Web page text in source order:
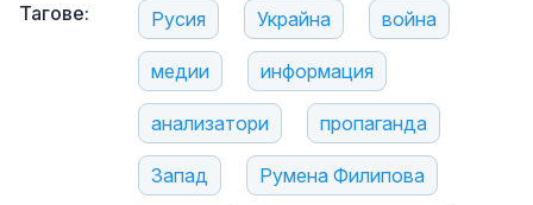
Тагове: Русия Украйна война
медии информация
анализатори пропаганда
Запад Румена Филипова